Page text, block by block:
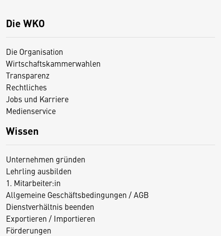
Die WKO
Die Organisation
Wirtschaftskammerwahlen
Transparenz
Rechtliches
Jobs und Karriere
Medienservice
Wissen
Unternehmen gründen
Lehrling ausbilden
1. Mitarbeiter:in
Allgemeine Geschäftsbedingungen / AGB
Dienstverhältnis beenden
Exportieren / Importieren
Förderungen